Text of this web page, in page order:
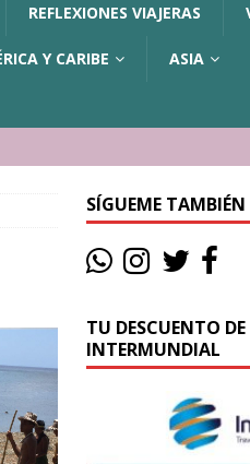
REFLEXIONES VIAJERAS
Y CARIBE ASIA
SÍGUEME TAMBIÉN
TU DESCUENTO
INTERMUNDIAL